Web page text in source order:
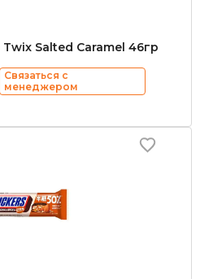
Salted Caramel 46гр
Связаться с
менеджером